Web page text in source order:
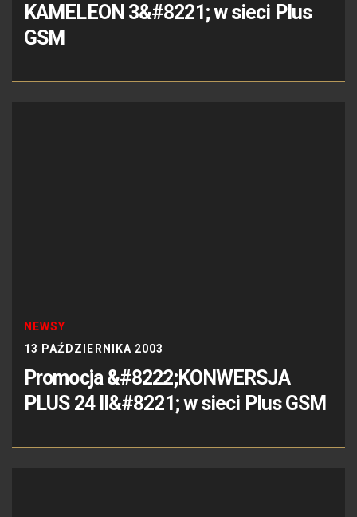
KAMELEON 3&#8221; w sieci Plus
GSM
NEWSY
13 PAŹDZIERNIKA 2003
Promocja &#8222;KONWERSJA
PLUS 24 II&#8221; w sieci Plus GSM